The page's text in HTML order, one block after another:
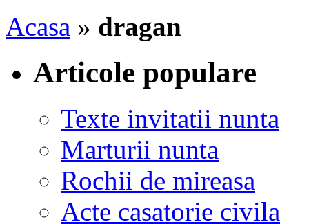
Acasa » dragan
Articole populare
Texte invitatii nunta
Marturii nunta
Rochii de mireasa
Acte casatorie civila